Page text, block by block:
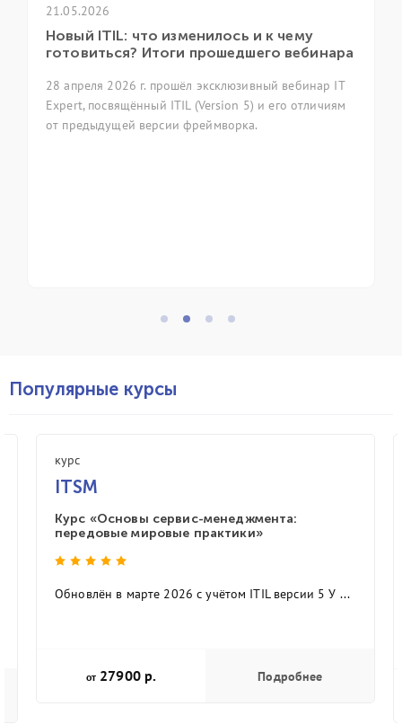
21.05.2026
Новый ITIL: что изменилось и к чему
готовиться? Итоги прошедшего вебинара
28 апреля 2026 г. прошёл эксклюзивный вебинар IT
Expert, посвящённый ITIL (Version 5) и его отличиям
от предыдущей версии фреймворка.
Популярные курсы
курс
ITSM
Курс «Основы сервис-менеджмента:
передовые мировые практики»
Обновлён в марте 2026 с учётом ITIL версии 5 У ...
от 27900 р. Подробнее